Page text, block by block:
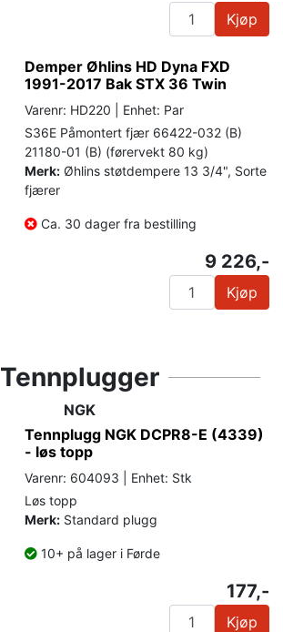
Kjøp
Demper Øhlins HD Dyna FXD
1991-2017 Bak STX 36 Twin
Varenr: HD220 | Enhet: Par
S36E Påmontert fjær 66422-032 (B)
21180-01 (B) (førervekt 80 kg)
Merk: Øhlins støtdempere 13 3/4", Sorte
fjærer
Ca. 30 dager fra bestilling
9 226,-
Kjøp
Tennplugger
NGK
Tennplugg NGK DCPR8-E (4339)
- løs topp
Varenr: 604093 | Enhet: Stk
Løs topp
Merk: Standard plugg
10+ på lager i Førde
177,-
Kjøp